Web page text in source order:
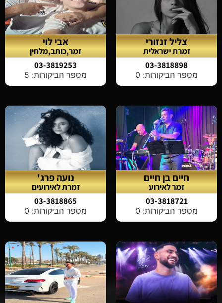
צליל זנזורי
זמרת ישראלית
03-3818898
מספר הביקורות: 0
אבי לוי
זמר,כותב,מלחין
03-3819253
מספר הביקורות: 5
חיים בן חיים
זמר לאירוע
03-3818721
מספר הביקורות: 0
נועה פרג'
זמרת לאירועים
03-3818865
מספר הביקורות: 0